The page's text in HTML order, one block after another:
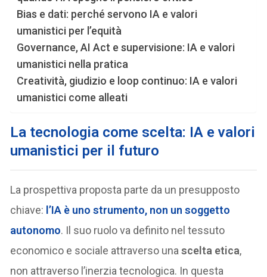
Bias e dati: perché servono IA e valori
umanistici per l’equità
Governance, AI Act e supervisione: IA e valori
umanistici nella pratica
Creatività, giudizio e loop continuo: IA e valori
umanistici come alleati
La tecnologia come scelta: IA e valori
umanistici per il futuro
La prospettiva proposta parte da un presupposto
chiave: l’IA è unostrumento, non un soggetto
autonomo. Il suo ruolo va definito nel tessuto
economico e sociale attraverso unascelta etica,
non attraverso l’inerzia tecnologica. In questa